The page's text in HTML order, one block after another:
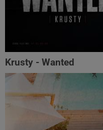
Krusty - Wanted